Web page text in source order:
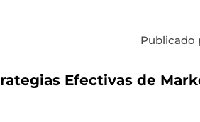
Publicado
Efectivas de